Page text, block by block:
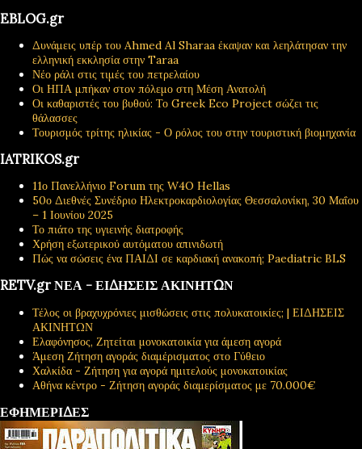
EBLOG.gr
Δυνάμεις υπέρ του Ahmed Al Sharaa έκαψαν και λεηλάτησαν την
ελληνική εκκλησία στην Taraa
Νέο ράλι στις τιμές του πετρελαίου
Οι ΗΠΑ μπήκαν στον πόλεμο στη Μέση Ανατολή
Οι καθαριστές του βυθού: Το Greek Eco Project σώζει τις
θάλασσες
Τουρισμός τρίτης ηλικίας - Ο ρόλος του στην τουριστική βιομηχανία
IATRIKOS.gr
11ο Πανελλήνιο Forum της W4O Hellas
50ο Διεθνές Συνέδριο Ηλεκτροκαρδιολογίας Θεσσαλονίκη, 30 Μαΐου
– 1 Ιουνίου 2025
Το πιάτο της υγιεινής διατροφής
Χρήση εξωτερικού αυτόματου απινιδωτή
Πώς να σώσεις ένα ΠΑΙΔΙ σε καρδιακή ανακοπή; Paediatric BLS
RETV.gr ΝΕΑ - ΕΙΔΗΣΕΙΣ ΑΚΙΝΗΤΩΝ
Τέλος οι βραχυχρόνιες μισθώσεις στις πολυκατοικίες; | ΕΙΔΗΣΕΙΣ
ΑΚΙΝΗΤΩΝ
Ελαφόνησος, Ζητείται μονοκατοικία για άμεση αγορά
Άμεση Ζήτηση αγοράς διαμέρισματος στο Γύθειο
Χαλκίδα - Ζήτηση για αγορά ημιτελούς μονοκατοικίας
Αθήνα κέντρο - Ζήτηση αγοράς διαμερίσματος με 70.000€
ΕΦΗΜΕΡΙΔΕΣ